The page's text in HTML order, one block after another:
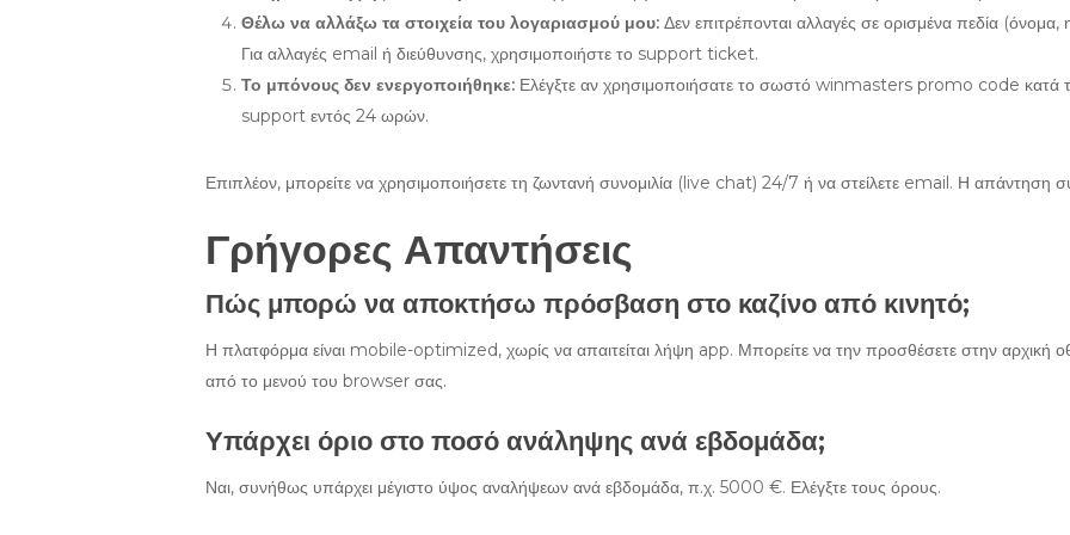
Θέλω να αλλάξω τα στοιχεία του λογαριασμού μου: Δεν επιτρέπονται αλλαγές σε ορισμένα πεδία
Για αλλαγές email ή διεύθυνσης, χρησιμοποιήστε το support ticket.
Το μπόνους δεν ενεργοποιήθηκε: Ελέγξτε αν χρησιμοποιήσατε το σωστό winmasters promo code κατά
support εντός 24 ωρών.
Επιπλέον, μπορείτε να χρησιμοποιήσετε τη ζωντανή συνομιλία (live chat) 24/7 ή να στείλετε email. Η απάντηση
Γρήγορες Απαντήσεις
Πώς μπορώ να αποκτήσω πρόσβαση στο καζίνο από κινητό;
Η πλατφόρμα είναι mobile-optimized, χωρίς να απαιτείται λήψη app. Μπορείτε να την προσθέσετε στην
από το μενού του browser σας.
Υπάρχει όριο στο ποσό ανάληψης ανά εβδομάδα;
Ναι, συνήθως υπάρχει μέγιστο ύψος αναλήψεων ανά εβδομάδα, π.χ. 5000 €. Ελέγξτε τους όρους.